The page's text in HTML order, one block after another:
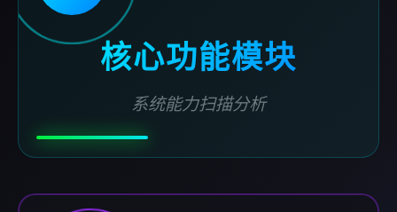
核心功能模块
系统能力扫描分析